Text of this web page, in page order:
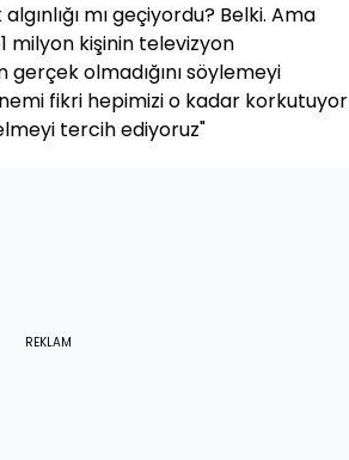
mı geçiyordu? Belki. Ama
milyon kişinin televizyon
olmadığını söylemeyi
fikri hepimizi o kadar korkutuyor
tercih ediyoruz"
REKLAM